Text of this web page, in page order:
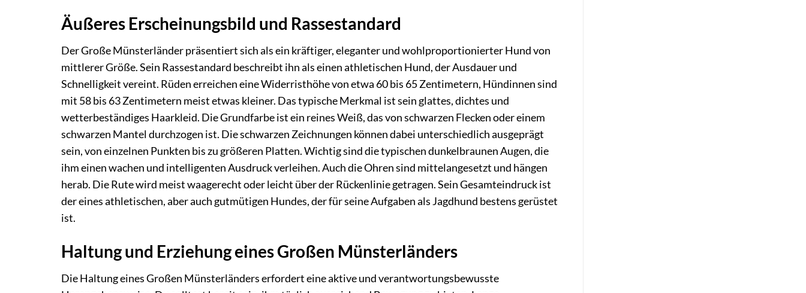
Äußeres Erscheinungsbild und Rassestandard
Der Große Münsterländer präsentiert sich als ein kräftiger, eleganter und wohlproportionierter Hund von
mittlerer Größe. Sein Rassestandard beschreibt ihn als einen athletischen Hund, der Ausdauer und
Schnelligkeit vereint. Rüden erreichen eine Widerristhöhe von etwa 60 bis 65 Zentimetern, Hündinnen sind
mit 58 bis 63 Zentimetern meist etwas kleiner. Das typische Merkmal ist sein glattes, dichtes und
wetterbeständiges Haarkleid. Die Grundfarbe ist ein reines Weiß, das von schwarzen Flecken oder einem
schwarzen Mantel durchzogen ist. Die schwarzen Zeichnungen können dabei unterschiedlich ausgeprägt
sein, von einzelnen Punkten bis zu größeren Platten. Wichtig sind die typischen dunkelbraunen Augen, die
ihm einen wachen und intelligenten Ausdruck verleihen. Auch die Ohren sind mittelangesetzt und hängen
herab. Die Rute wird meist waagerecht oder leicht über der Rückenlinie getragen. Sein Gesamteindruck ist
der eines athletischen, aber auch gutmütigen Hundes, der für seine Aufgaben als Jagdhund bestens gerüstet
ist.
Haltung und Erziehung eines Großen Münsterländers
Die Haltung eines Großen Münsterländers erfordert eine aktive und verantwortungsbewusste